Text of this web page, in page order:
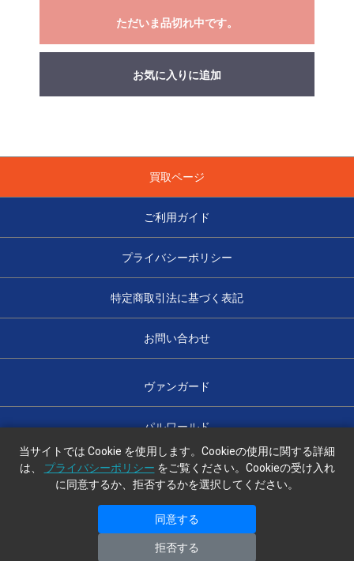
ただいま品切れ中です。
お気に入りに追加
買取ページ
ご利用ガイド
プライバシーポリシー
特定商取引法に基づく表記
お問い合わせ
ヴァンガード
パルワールド
copyright (c) 光のハコ舟 all rights reserved.
当サイトでは Cookie を使用します。Cookieの使用に関する詳細
は、 プライバシーポリシー をご覧ください。Cookieの受け入れ
に同意するか、拒否するかを選択してください。
同意する
拒否する